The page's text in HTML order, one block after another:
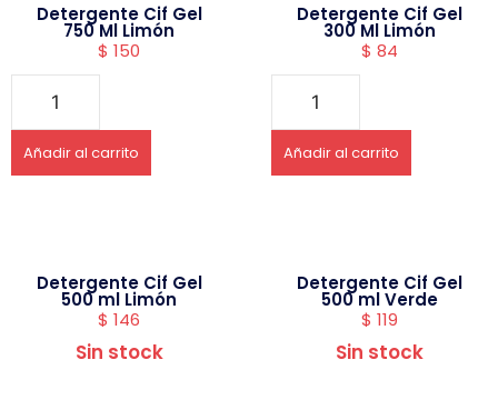
Detergente Cif Gel
750 Ml Limón
$ 150
Añadir al carrito
Detergente Cif Gel
300 Ml Limón
$ 84
Añadir al carrito
Detergente Cif Gel
500 ml Limón
$ 146
Sin stock
Detergente Cif Gel
500 ml Verde
$ 119
Sin stock